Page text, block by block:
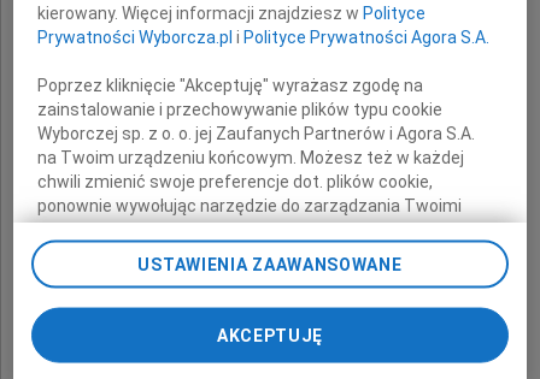
składam wyrazy głębokiego współczucia
Tadeusz Aziewicz
Poseł na Sejm RP
kierowany. Więcej informacji znajdziesz wPolityce
Prywatności Wyborcza.pl iPolityce Prywatności Agora S.A.
Poprzez kliknięcie "Akceptuję" wyrażasz zgodę na
zainstalowanie i przechowywanie plików typu cookie
Wyborczej sp. z o. o. jej Zaufanych Partnerów i Agora S.A.
na Twoim urządzeniu końcowym. Możesz też w każdej
chwili zmienić swoje preferencje dot. plików cookie,
ponownie wywołując narzędzie do zarządzania Twoimi
preferencjami dot. przetwarzania danych poprzez
odnośnik „Ustawienia prywatności” w stopce serwisu i
przechodząc do sekcji „Ustawienia zaawansowane”.
pomocą ustawień przeglądarki.
USTAWIENIA ZAAWANSOWANE
AKCEPTUJĘ